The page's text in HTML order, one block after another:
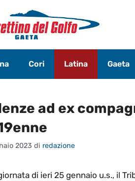
Cori Latina Gaeta
ad ex
2023 di redazione
di ieri 25 gennaio u.s., il